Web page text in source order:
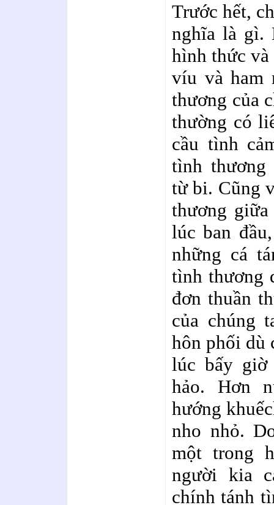
Trước hết,
nghĩa là gì.
hình thức
víu và ham
thương của
thường có
cầu tình
tình thương
từ bi. Cũng
thương
lúc ban
những cá
tình thương
đơn thuần
của chúng
hôn phối dù
lúc bấy giờ
hảo. Hơn
hướng
nho nhỏ.
một trong
người kia
chính tánh